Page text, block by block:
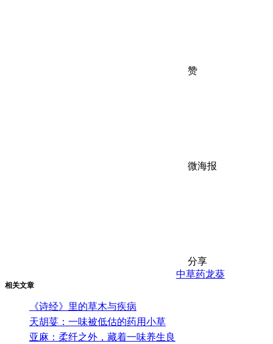
赞
微海报
分享
相关文章
《诗经》里的草木与疾病
天胡荽：一味被低估的药用小草
亚麻：柔纤之外，藏着一味养生良
中草药龙葵